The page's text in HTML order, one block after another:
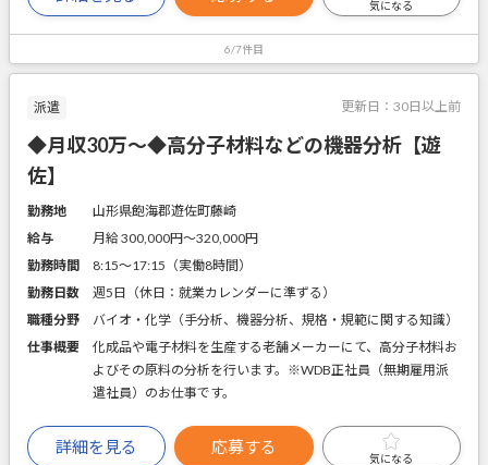
気になる
6/7件目
派遣 更新日： 30日以上前
◆月収30万～◆高分子材料などの機器分析【遊
佐】
勤務地
山形県飽海郡遊佐町藤崎
給与
月給 300,000円〜320,000円
勤務時間
8:15～17:15（実働8時間）
勤務日数
週5日（休日：就業カレンダーに準ずる）
職種分野
バイオ・化学（手分析、機器分析、規格・規範に関する知識）
仕事概要
化成品や電子材料を生産する老舗メーカーにて、高分子材料お
よびその原料の分析を行います。※WDB正社員（無期雇用派
遣社員）のお仕事です。
詳細を見る 応募する
気になる